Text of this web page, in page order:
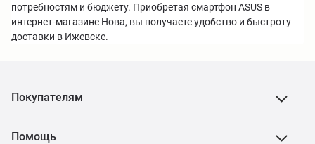
потребностям и бюджету. Приобретая смартфон ASUS в
интернет-магазине Нова, вы получаете удобство и быстроту
доставки в Ижевске.
Покупателям
Помощь